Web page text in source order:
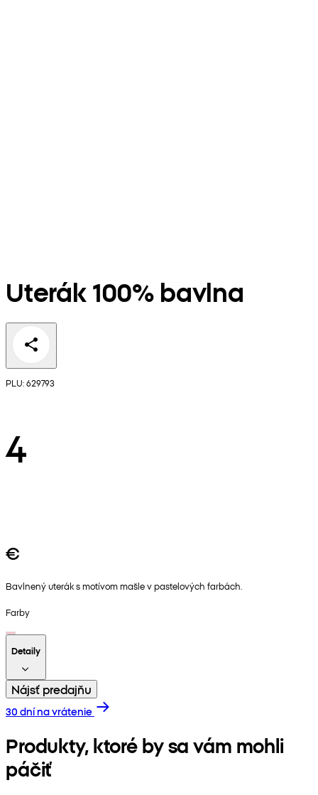
Uterák 100% bavlna
PLU: 629793
4
€
Bavlnený uterák s motívom mašle v pastelových farbách.
Farby
Detaily
Nájsť predajňu
30 dní na vrátenie
Produkty, ktoré by sa vám mohli
páčiť